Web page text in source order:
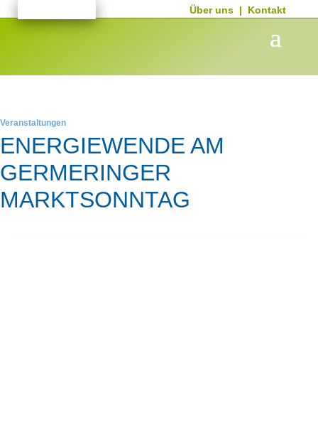
Über uns | Kontakt
Veranstaltungen
ENERGIEWENDE AM
GERMERINGER
MARKTSONNTAG